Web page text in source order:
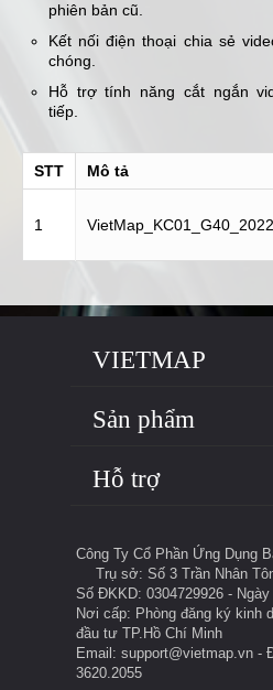
phiên bản cũ.
Kết nối điện thoại chia sẻ
chóng.
Hỗ trợ tính năng cắt ngắn
tiếp.
STT Mô tả
1
VIETMAP
Sản phẩm
Hỗ trợ
Công Ty Cổ Phần Ứng Dụng
Trụ sở: Số 3 Trần Nhân
Số ĐKKD: 0304729926 -
Nơi cấp: Phòng đăng ký kinh
đầu tư TP.Hồ Chí Minh
Email: support@vietmap.vn -
3620.2055